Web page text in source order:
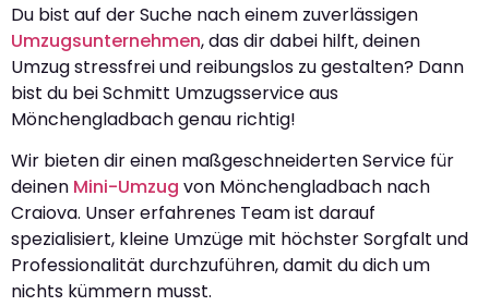
Du bist auf der Suche nach einem zuverlässigen
Umzugsunternehmen, das dir dabei hilft, deinen
Umzug stressfrei und reibungslos zu gestalten? Dann
bist du bei Schmitt Umzugsservice aus
Mönchengladbach genau richtig!
Wir bieten dir einen maßgeschneiderten Service für
deinen Mini-Umzug von Mönchengladbach nach
Craiova. Unser erfahrenes Team ist darauf
spezialisiert, kleine Umzüge mit höchster Sorgfalt und
Professionalität durchzuführen, damit du dich um
nichts kümmern musst.